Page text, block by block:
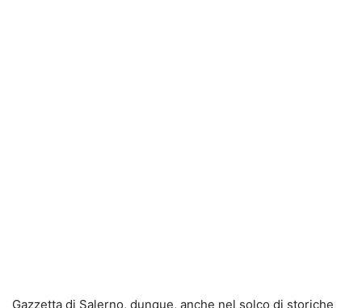
Gazzetta di Salerno, dunque, anche nel solco di storiche